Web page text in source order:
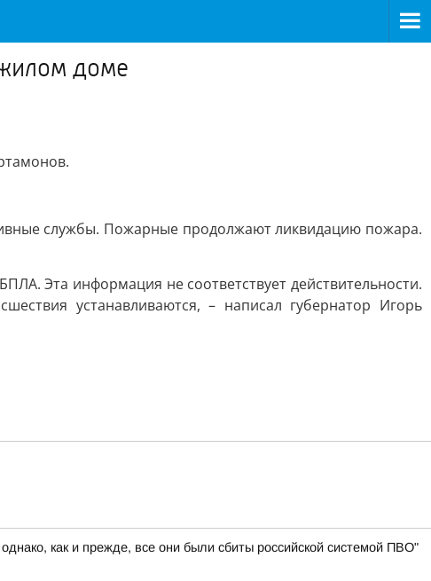
доме
службы. Пожарные продолжают ликвидацию пожара.
Эта информация не соответствует действительности.
устанавливаются, – написал губернатор Игорь
как и прежде, все они были сбиты российской системой ПВО"